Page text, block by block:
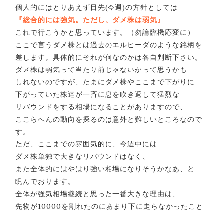
個人的にはとりあえず目先(今週)の方針としては
『総合的には強気。ただし、ダメ株は弱気』
これで行こうかと思っています。（勿論臨機応変に）
ここで言うダメ株とは過去のエルピーダのような銘柄を
差します。具体的にそれが何なのかは各自判断下さい。
ダメ株は弱気って当たり前じゃないかって思うかも
しれないのですが、たまにダメ株やここまで下がりに
下がっていた株達が一斉に息を吹き返して猛烈な
リバウンドをする相場になることがありますので、
ここらへんの動向を探るのは意外と難しいところなので
す。
ただ、ここまでの雰囲気的に、今週中には
ダメ株単独で大きなリバウンドはなく、
また全体的にはやはり強い相場になりそうかなあ、と
睨んでおります。
全体が強気相場継続と思った一番大きな理由は、
先物が10000を割れたのにあまり下に走らなかったこと